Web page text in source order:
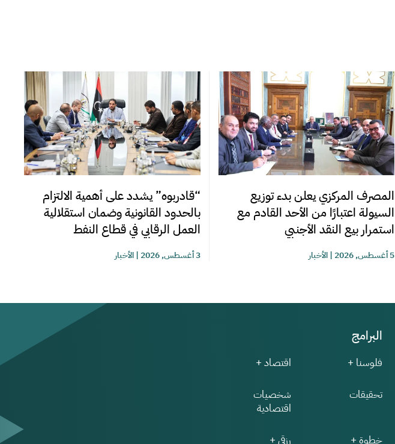
المصرف المركزي يعلن بدء توزيع
السيولة اعتبارًا من الأحد القادم مع
استمرار بيع النقد الأجنبي
5 أغسطس, 2026 |الأخبار
“قادربوه” يشدد على أهمية الالتزام
بالحدود القانونية وضمان استقلالية
العمل الرقابي في قطاع النفط
3 أغسطس, 2026 |الأخبار
البرامج
فلوسنا + اقتصاد +
تحقيقات
شخصيات
اقتصادية
خطوة + رزقي +